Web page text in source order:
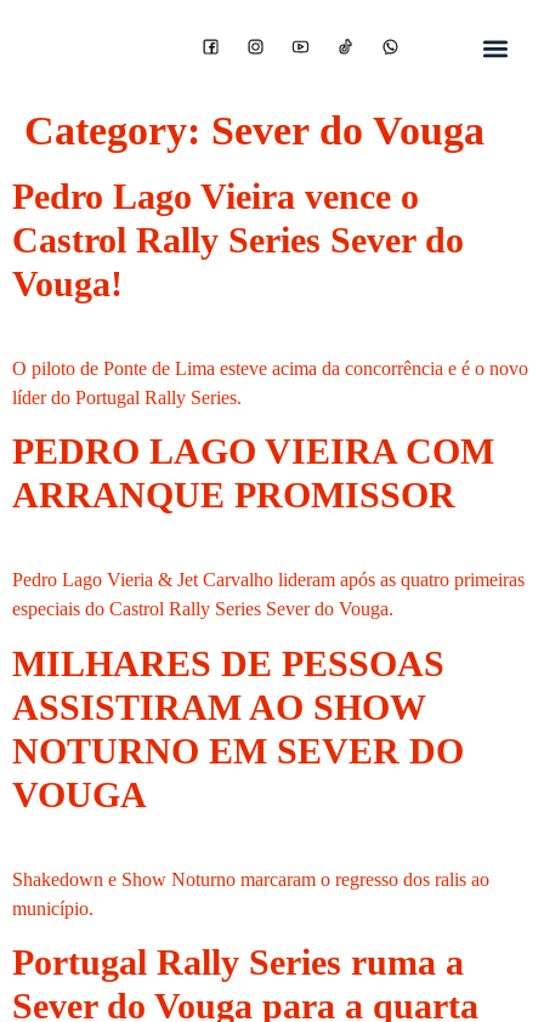
Category: Sever do Vouga
Pedro Lago Vieira vence o
Castrol Rally Series Sever do
Vouga!
O piloto de Ponte de Lima esteve acima da concorrência e é o novo
líder do Portugal Rally Series.
PEDRO LAGO VIEIRA COM
ARRANQUE PROMISSOR
Pedro Lago Vieria & Jet Carvalho lideram após as quatro primeiras
especiais do Castrol Rally Series Sever do Vouga.
MILHARES DE PESSOAS
ASSISTIRAM AO SHOW
NOTURNO EM SEVER DO
VOUGA
Shakedown e Show Noturno marcaram o regresso dos ralis ao
município.
Portugal Rally Series ruma a
Sever do Vouga para a quarta